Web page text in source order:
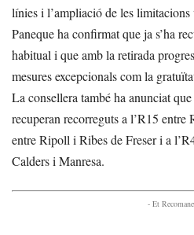
línies i l’ampliació de les
Paneque ha confirmat que ja s’ha
habitual i que amb la retirada
mesures excepcionals com la
La consellera també ha anunciat
recuperan recorreguts a l’R15
entre Ripoll i Ribes de Freser i a
Calders i Manresa.
- Et